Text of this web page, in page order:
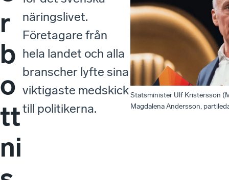
r
b
o
tt
ni
näringslivet.
Företagare från
hela landet och alla
branscher lyfte sina
viktigaste medskick
till politikerna.
Statsminister Ulf Kristersson
Magdalena Andersson,